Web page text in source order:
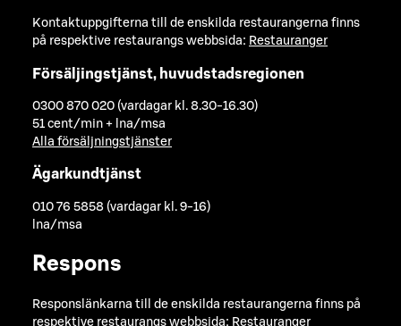
Kontaktuppgifterna till de enskilda restaurangerna finns
på respektive restaurangs webbsida: Restauranger
Försäljingstjänst, huvudstadsregionen
0300 870 020 (vardagar kl. 8.30-16.30)
51 cent/min + lna/msa
Alla försäljningstjänster
Ägarkundtjänst
010 76 5858 (vardagar kl. 9-16)
lna/msa
Respons
Responslänkarna till de enskilda restaurangerna finns på
respektive restaurangs webbsida: Restauranger